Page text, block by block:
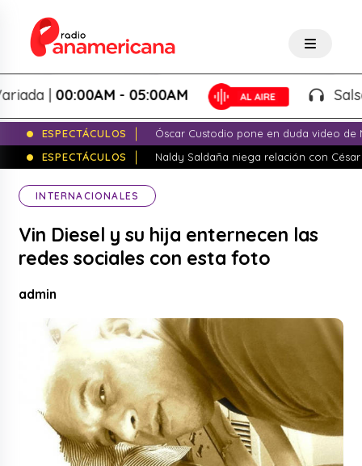
|00:00AM - 05:00AM Salsa
ESPECTÁCULOS
Óscar Custodio pone en duda video de
ESPECTÁCULOS
Naldy Saldaña niega relación con
INTERNACIONALES
Vin Diesel y su hija enternecen las
redes sociales con esta foto
admin